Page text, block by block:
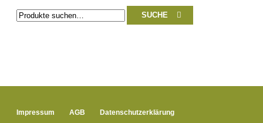
Suche
nach:
SUCHE
Impressum AGB Datenschutzerklärung